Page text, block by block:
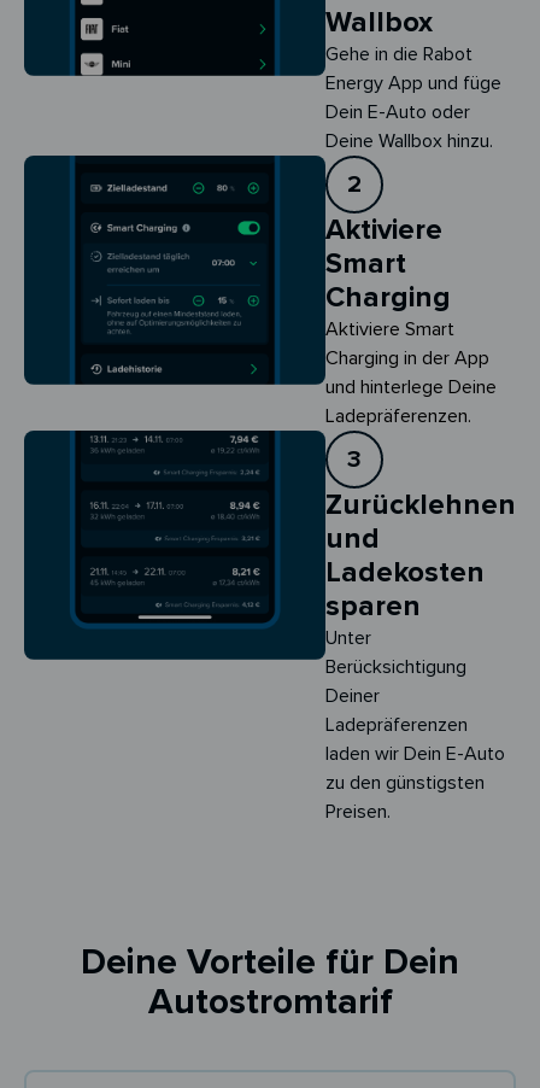
Wallbox
Gehe in die Rabot
Energy App und füge
Dein E-Auto oder
Deine Wallbox hinzu.
2
Aktiviere
Smart
Charging
Aktiviere Smart
Charging in der App
und hinterlege Deine
Ladepräferenzen.
3
Zurücklehnen
und
Ladekosten
sparen
Unter
Berücksichtigung
Deiner
Ladepräferenzen
laden wir Dein E-Auto
zu den günstigsten
Preisen.
Deine Vorteile für Dein
Autostromtarif